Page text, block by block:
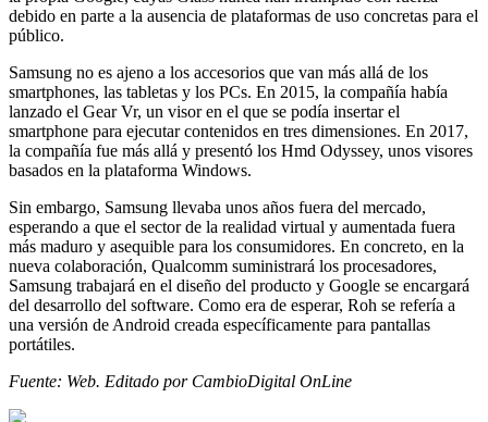
debido en parte a la ausencia de plataformas de uso concretas para el
público.
Samsung no es ajeno a los accesorios que van más allá de los
smartphones, las tabletas y los PCs. En 2015, la compañía había
lanzado el Gear Vr, un visor en el que se podía insertar el
smartphone para ejecutar contenidos en tres dimensiones. En 2017,
la compañía fue más allá y presentó los Hmd Odyssey, unos visores
basados en la plataforma Windows.
Sin embargo, Samsung llevaba unos años fuera del mercado,
esperando a que el sector de la realidad virtual y aumentada fuera
más maduro y asequible para los consumidores. En concreto, en la
nueva colaboración, Qualcomm suministrará los procesadores,
Samsung trabajará en el diseño del producto y Google se encargará
del desarrollo del software. Como era de esperar, Roh se refería a
una versión de Android creada específicamente para pantallas
portátiles.
Fuente: Web. Editado por CambioDigital OnLine